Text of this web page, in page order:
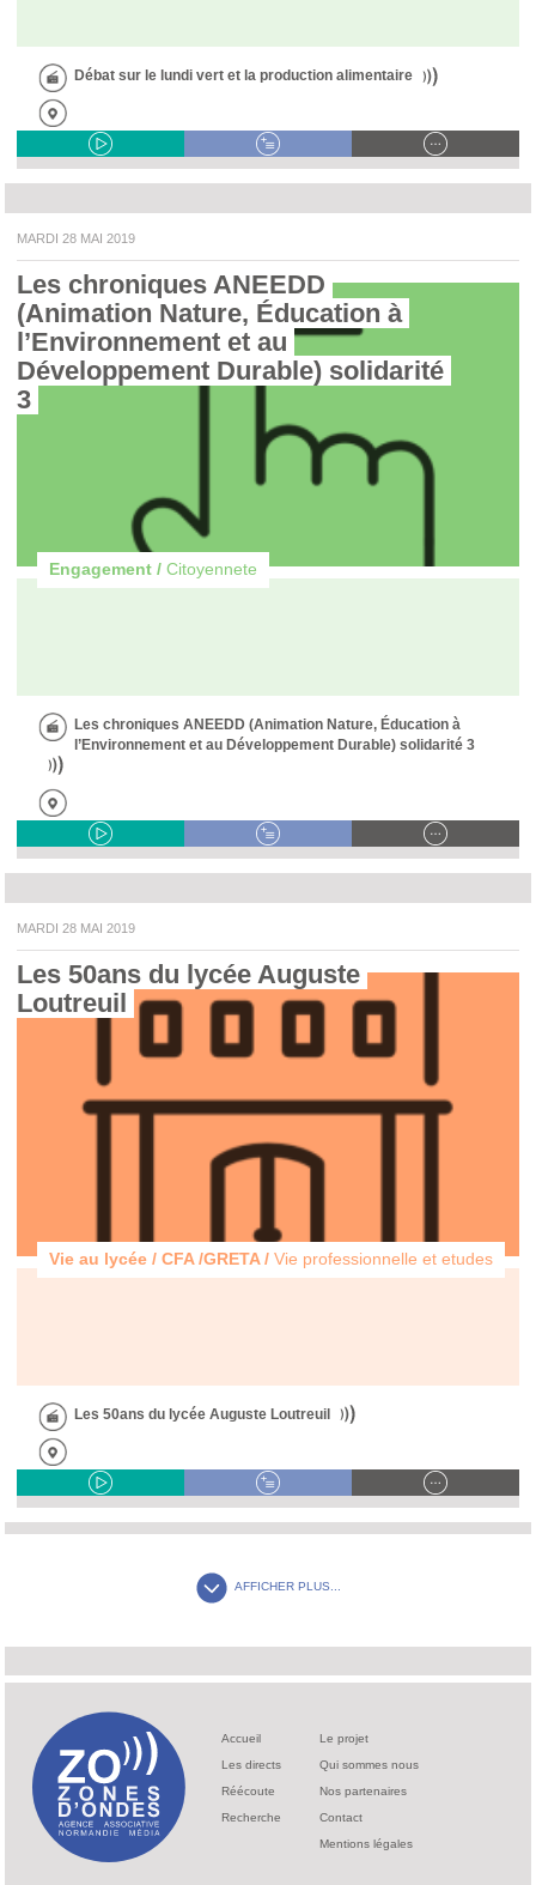
Débat sur le lundi vert et la production alimentaire
MARDI 28 MAI 2019
Les chroniques ANEEDD
(Animation Nature, Éducation à
l’Environnement et au
Développement Durable) solidarité
3
Engagement / Citoyennete
Les chroniques ANEEDD (Animation Nature, Éducation à
l’Environnement et au Développement Durable) solidarité 3
MARDI 28 MAI 2019
Les 50ans du lycée Auguste
Loutreuil
Vie au lycée / CFA /GRETA / Vie professionnelle et etudes
Les 50ans du lycée Auguste Loutreuil
AFFICHER PLUS...
Accueil
Les directs
Réécoute
Recherche
Le projet
Qui sommes nous
Nos partenaires
Contact
Mentions légales